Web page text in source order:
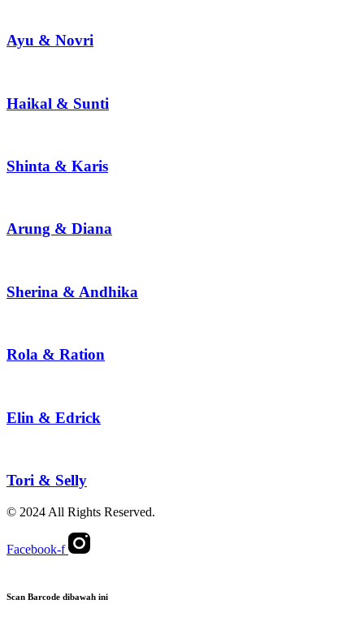
Ayu & Novri
Haikal & Sunti
Shinta & Karis
Arung & Diana
Sherina & Andhika
Rola & Ration
Elin & Edrick
Tori & Selly
© 2024 All Rights Reserved.
Facebook-f
Scan Barcode dibawah ini